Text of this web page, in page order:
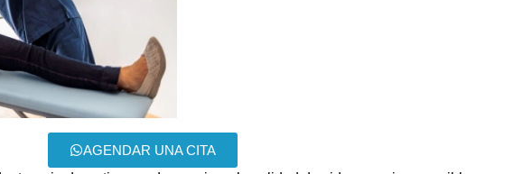
AGENDAR UNA CITA